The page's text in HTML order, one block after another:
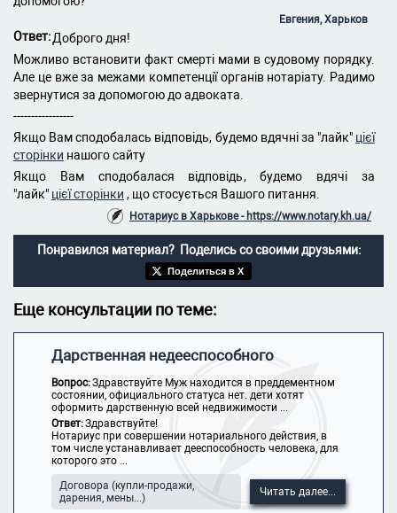
Евгения, Харьков
Ответ:Доброго дня!
Можливо встановити факт смерті мами в судовому порядку.
Але це вже за межами компетенції органів нотаріату. Радимо
звернутися за допомогою до адвоката.
-----------------
Якщо Вам сподобалась відповідь, будемо вдячні за "лайк" цієї
сторінки нашого сайту
Якщо Вам сподобалася відповідь, будемо вдячі за
"лайк" цієї сторінки , що стосується Вашого питання.
Нотариус в Харькове - https://www.notary.kh.ua/
Понравился материал? Поделись со своими друзьями:
Поделиться в X
Еще консультации по теме:
Дарственная недееспособного
Вопрос:Здравствуйте Муж находится в преддементном
состоянии, официального статуса нет. дети хотят
оформить дарственную всей недвижимости ...
Ответ:Здравствуйте!
Нотариус при совершении нотариального действия, в
том числе устанавливает дееспособность человека, для
которого это ...
Договора (купли-продажи,
дарения, мены...)
Читать далее...